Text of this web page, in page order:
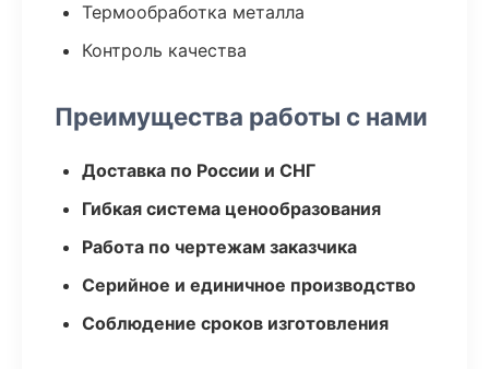
Термообработка металла
Контроль качества
Преимущества работы с нами
Доставка по России и СНГ
Гибкая система ценообразования
Работа по чертежам заказчика
Серийное и единичное производство
Соблюдение сроков изготовления